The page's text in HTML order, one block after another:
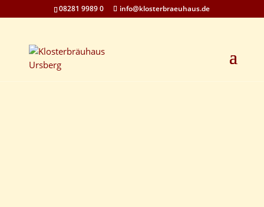
08281 9989 0 info@klosterbraeuhaus.de